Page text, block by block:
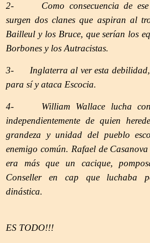
2- Como consecuencia de ese
surgen dos clanes que aspiran al
Bailleul y los Bruce, que serían los
Borbones y los Autracistas.
3- Inglaterra al ver esta debilidad,
para sí y ataca Escocia.
4- William Wallace lucha
independientemente de quien
grandeza y unidad del pueblo
enemigo común. Rafael de
era más que un cacique,
Conseller en cap que luchaba
dinástica.
ES TODO!!!